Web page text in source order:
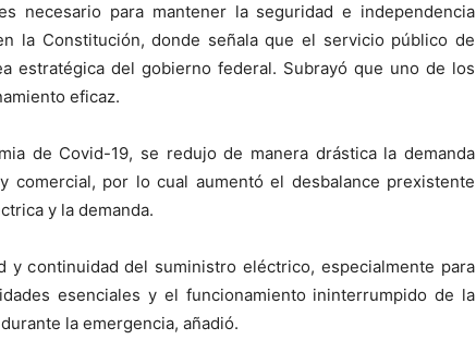
necesario para mantener la seguridad e independencia
la Constitución, donde señala que el servicio público de
estratégica del gobierno federal. Subrayó que uno de los
eficaz.
de Covid-19, se redujo de manera drástica la demanda
comercial, por lo cual aumentó el desbalance prexistente
y la demanda.
y continuidad del suministro eléctrico, especialmente para
esenciales y el funcionamiento ininterrumpido de la
la emergencia, añadió.